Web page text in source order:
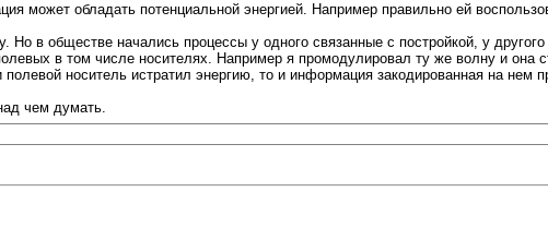
может обладать потенциальной энергией. Например правильно ей
в обществе начались процессы у одного связанные с постройкой, у
в том числе носителях. Например я промодулировал ту же волну и
носитель истратил энергию, то и информация закодированная на нем
чем думать.